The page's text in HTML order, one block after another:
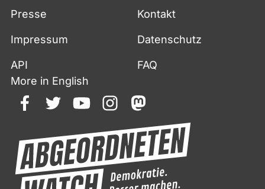
Presse Kontakt
Impressum Datenschutz
API
FAQ
More in English
facebooktwitteryoutubeinstagrammastodon